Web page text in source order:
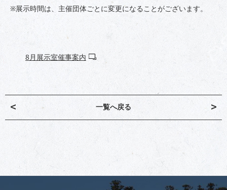
※展示時間は、主催団体ごとに変更になることがございます。
8月展示室催事案内
< 一覧へ戻る >